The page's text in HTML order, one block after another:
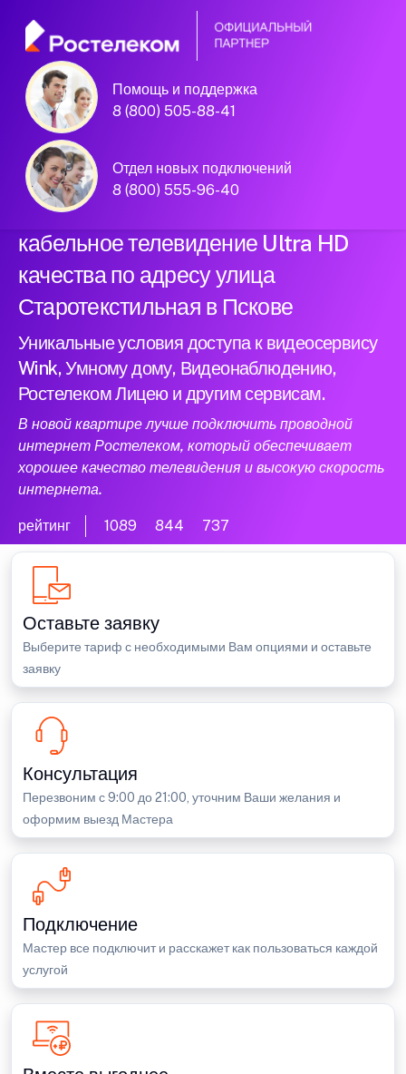
Помощь и поддержка
8 (800) 505-88-41
Отдел новых подключений
8 (800) 555-96-40
Официальный
партнер Ростелеком
Подключили новый интернет и
кабельное телевидение Ultra HD
качества по адресу улица
Старотекстильная в Пскове
Уникальные условия доступа к видеосервису
Wink, Умному дому, Видеонаблюдению,
Ростелеком Лицею и другим сервисам.
В новой квартире лучше подключить проводной
интернет Ростелеком, который обеспечивает
хорошее качество телевидения и высокую скорость
интернета.
рейтинг 1089 844 737
Оставьте заявку
Выберите тариф с необходимыми Вам опциями и оставьте
заявку
Консультация
Перезвоним с 9:00 до 21:00, уточним Ваши желания и
оформим выезд Мастера
Подключение
Мастер все подключит и расскажет как пользоваться каждой
услугой